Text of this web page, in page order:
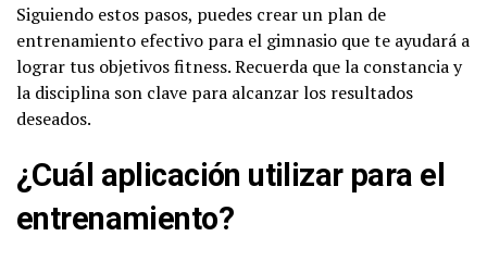
Siguiendo estos pasos, puedes crear un plan de
entrenamiento efectivo para el gimnasio que te ayudará a
lograr tus objetivos fitness. Recuerda que la constancia y
la disciplina son clave para alcanzar los resultados
deseados.
¿Cuál aplicación utilizar para el
entrenamiento?